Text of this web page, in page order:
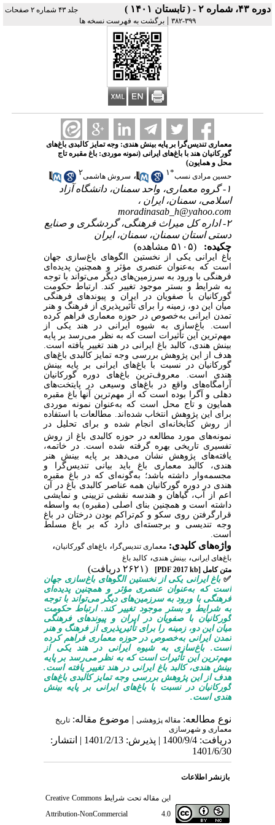
دوره ۴۳، شماره ۲ - ( تابستان ۱۴۰۱ )
جلد ۴۳ شماره ۲ صفحات
۳۹۹-۳۸۲
| برگشت به فهرست نسخه ها
معماری تندیس‌گرا بر پایه بینش هندی: وجه تمایز کالبدی باغ‌های
گورکانیان هند با باغ‌های ایرانی (نمونه موردی: باغ مقبره تاج
محل و همایون)
حسین مرادی نسب*۱ ، سروش هاشمی۲
۱- گروه معماری، واحد سمنان، دانشگاه آزاد
اسلامی، سمنان، ایران ،
moradinasab_h@yahoo.com
۲- اداره کل میراث فرهنگی، گردشگری و صنایع
دستی استان سمنان، سمنان، ایران
چکیده:
(۵۱۰۵ مشاهده)
باغ ایرانی یکی از نخستین الگوهای باغ‌سازی جهان
است که به‌عنوان عنصری مؤثر و همچنین پدیده‌ای
فرهنگی با ورود به سرزمین‌های دیگر می‌تواند با توجه
به شرایط و بستر موجود تغییر کند. ارتباط حکومت
گورکانیان با صفویان در ایران و پیوندهای فرهنگی
میان این دو، زمینه را برای تأثیرپذیری از فرهنگ و هنر
تمدن ایرانی به‌خصوص در حوزه معماری فراهم کرده
است. باغ‌سازی به شیوه ایرانی در هند یکی از
مهم‌ترین این تأثیرات است که به نظر می‌رسد بر پایه
بینش هندی، کالبد باغ ایرانی در هند تغییر یافته است.
هدف از این پژوهش بررسی وجه تمایز کالبدی باغ‌های
گورکانیان در نسبت با باغ‌های ایرانی بر پایه بینش
هندی است. معروف‌ترین باغ‌های دوره گورکانیان
آرامگاه‌های واقع در باغ‌های وسیعی در پایتخت‌های
دهلی و آگرا بوده است که از مهم‌ترین آنها باغ مقبره
همایون و تاج محل است که به‌عنوان نمونه موردی
برای این پژوهش انتخاب شده‌اند. مطالعات با استفاده
از روش کتابخانه‌ای انجام شده و برای تحلیل در
نمونه‌های مورد مطالعه در حوزه کالبدی باغ از روش
تفسیری تاریخی بهره گرفته شده است. در خاتمه،
یافته‌های پژوهش نشان می‌دهد بر پایه بینش هنر
هندی، کالبد معماری باغ باید بیانی تندیس‌گرا و
مجسمه‌وار داشته باشد؛ به‌گونه‌ای که در باغ‌ مقبره
هندی در دوره گورکانیان همه عناصر کالبدی باغ در آن
اعم از آب، گیاهان و هندسه نقشی تزیینی و نمایشی
داشته است و همچنین بنای اصلی (مقبره) به‌ واسطه
قرارگرفتن روی سکو و کم‌تراکم بودن درختان در باغ
وجه تندیسی و برجسته‌ای دارد که بر باغ مسلط
است.
واژه‌های کلیدی: معماری تندیس‌گرا ، باغ‌های گورکانیان،
باغ‌های ایرانی، بینش هندی، کالبد باغ
متن کامل[PDF 2017 kb] (۲۶۲۱ دریافت)
✅باغ ایرانی یکی از نخستین الگوهای باغ‌سازی جهان
است که به‌عنوان عنصری مؤثر و همچنین پدیده‌ای
فرهنگی با ورود به سرزمین‌های دیگر می‌تواند با توجه
به شرایط و بستر موجود تغییر کند. ارتباط حکومت
گورکانیان با صفویان در ایران و پیوندهای فرهنگی
میان این دو، زمینه را برای تأثیرپذیری از فرهنگ و هنر
تمدن ایرانی به‌خصوص در حوزه معماری فراهم کرده
است. باغ‌سازی به شیوه ایرانی در هند یکی از
مهم‌ترین این تأثیرات است که به نظر می‌رسد بر پایه
بینش هندی، کالبد باغ ایرانی در هند تغییر یافته است.
هدف از این پژوهش بررسی وجه تمایز کالبدی باغ‌های
گورکانیان در نسبت با باغ‌های ایرانی بر پایه بینش
هندی است.
نوع مطالعه: مقاله پژوهشی| موضوع مقاله: تاریخ
معماری و شهرسازی
دریافت: 1400/9/4 | پذیرش: 1401/2/13 | انتشار:
1401/6/30
بازنشر اطلاعات
این مقاله تحت شرایطCreative Commons
Attribution-NonCommercial 4.0